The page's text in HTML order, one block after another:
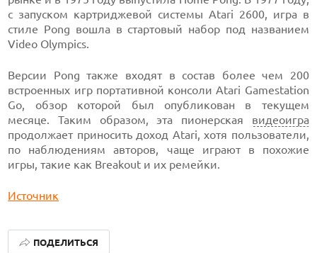
с запуском картриджевой системы Atari 2600, игра в
стиле Pong вошла в стартовый набор под названием
Video Olympics.
Версии Pong также входят в состав более чем 200
встроенных игр портативной консоли Atari Gamestation
Go, обзор которой был опубликован в текущем
месяце. Таким образом, эта пионерская видеоигра
продолжает приносить доход Atari, хотя пользователи,
по наблюдениям авторов, чаще играют в похожие
игры, такие как Breakout и их ремейки.
Источник
ПОДЕЛИТЬСЯ